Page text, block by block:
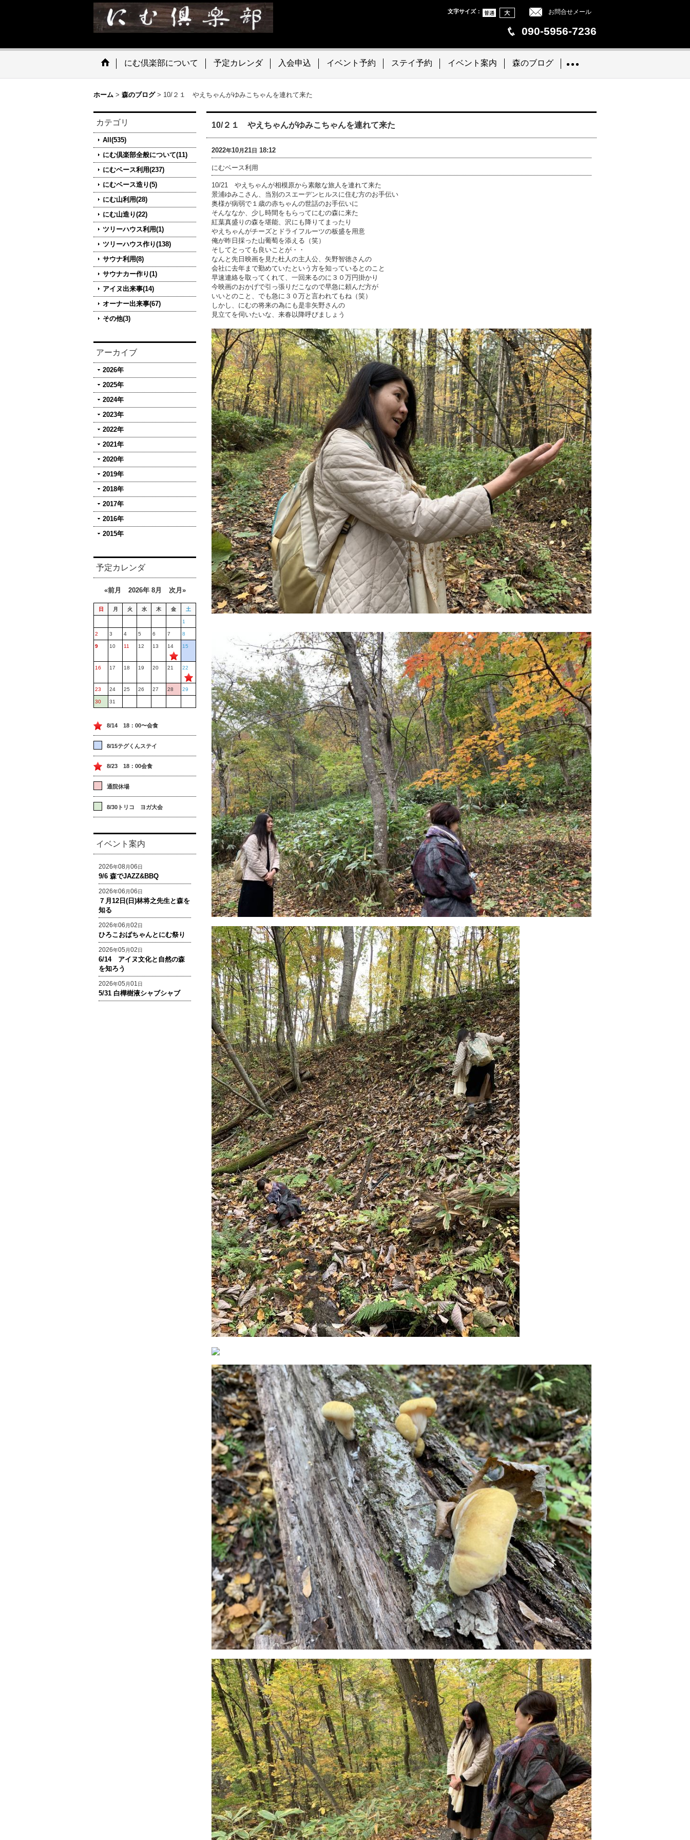
お問合せメール
文字サイズ：
090-5956-7236
にむ倶楽部について 予定カレンダ 入会申込 イベント予約 ステイ予約 イベント案内 森のブログ
ホーム > 森のブログ > 10/２１ やえちゃんがゆみこちゃんを連れて来た
カテゴリ
All(535)
にむ倶楽部全般について(11)
にむベース利用(237)
にむベース造り(5)
にむ山利用(28)
にむ山造り(22)
ツリーハウス利用(1)
ツリーハウス作り(138)
サウナ利用(8)
サウナカー作り(1)
アイヌ出来事(14)
オーナー出来事(67)
その他(3)
アーカイブ
2026年
2025年
2024年
2023年
2022年
2021年
2020年
2019年
2018年
2017年
2016年
2015年
予定カレンダ
«前月 2026年 8月 次月»
日 月 火 水 木 金 土
1
2 3 4 5 6 7 8
9 10 11 12 13 14 15
16 17 18 19 20 21 22
23 24 25 26 27 28 29
30 31
8/14 18：00〜会食
8/15テグくんステイ
8/23 18：00会食
通院休場
8/30トリコ ヨガ大会
イベント案内
2026年08月06日
9/6 森でJAZZ&BBQ
2026年06 月06日
７月12日(日)林将之先生と森を
知る
2026年06 月02日
ひろこおばちゃんとにむ祭り
2026年05 月02日
6/14 アイヌ文化と自然の森
を知ろう
2026年05 月01日
5/31 白樺樹液シャブシャブ
10/２１ やえちゃんがゆみこちゃんを連れて来た
2022年10月21日 18:12
にむベース利用
10/21 やえちゃんが相模原から素敵な旅人を連れて来た
景浦ゆみこさん、当別のスエーデンヒルスに住む方のお手伝い
奥様が病弱で１歳の赤ちゃんの世話のお手伝いに
そんななか、少し時間をもらってにむの森に来た
紅葉真盛りの森を堪能、沢にも降りてまったり
やえちゃんがチーズとドライフルーツの板盛を用意
俺が昨日採った山葡萄を添える（笑）
そしてとっても良いことが・・
なんと先日映画を見た杜人の主人公、矢野智徳さんの
会社に去年まで勤めていたという方を知っているとのこと
早速連絡を取ってくれて、一回来るのに３０万円掛かり
今映画のおかげで引っ張りだこなので早急に頼んだ方が
いいとのこと、でも急に３０万と言われてもね（笑）
しかし、にむの将来の為にも是非矢野さんの
見立てを伺いたいな、来春以降呼びましょう